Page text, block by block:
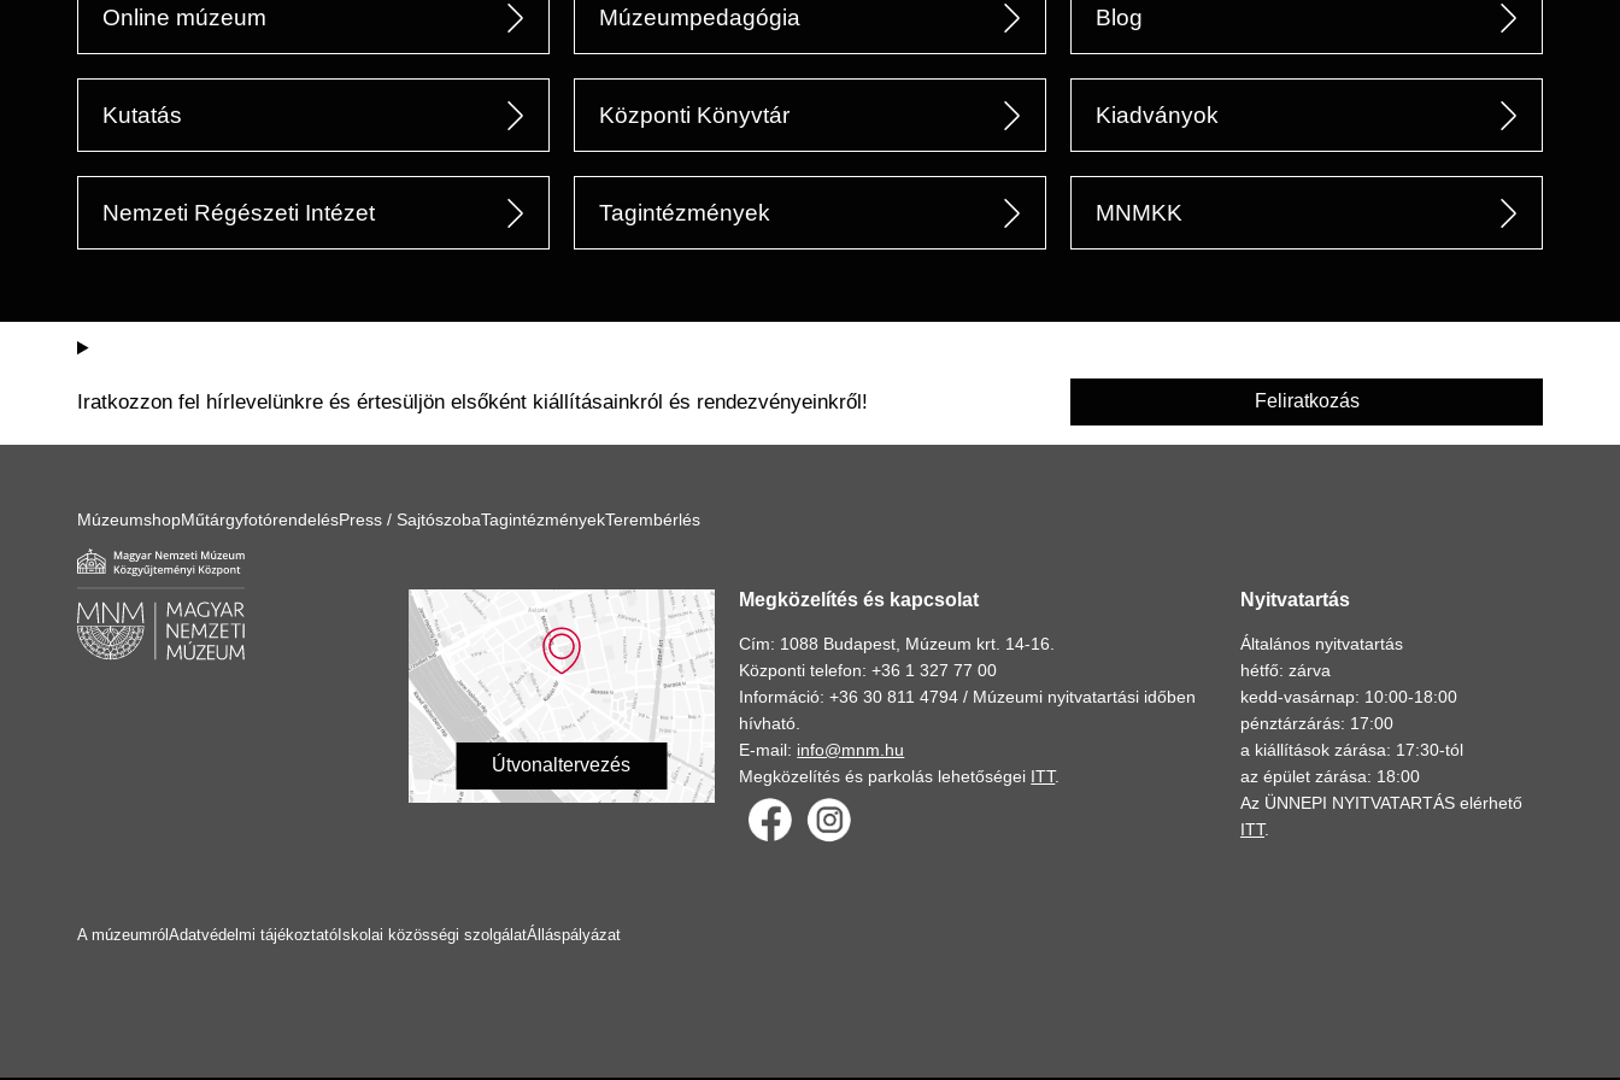
Online múzeum Múzeumpedagógia Blog
Kutatás Központi Könyvtár Kiadványok
Nemzeti Régészeti Intézet Tagintézmények MNMKK
Iratkozzon fel hírlevelünkre és értesüljön elsőként kiállításainkról és rendezvényeinkről! Feliratkozás
MúzeumshopMűtárgyfotórendelésPress / SajtószobaTagintézményekTerembérlés
Útvonaltervezés
Megközelítés és kapcsolat
Cím: 1088 Budapest, Múzeum krt. 14-16.
Központi telefon: +36 1 327 77 00
Információ: +36 30 811 4794 / Múzeumi nyitvatartási időben
hívható.
E-mail: info@mnm.hu
Megközelítés és parkolás lehetőségei ITT.
Nyitvatartás
Általános nyitvatartás
hétfő: zárva
kedd-vasárnap: 10:00-18:00
pénztárzárás: 17:00
a kiállítások zárása: 17:30-tól
az épület zárása: 18:00
Az ÜNNEPI NYITVATARTÁS elérhető
ITT.
A múzeumról Adatvédelmi tájékoztató Iskolai közösségi szolgálatÁlláspályázat